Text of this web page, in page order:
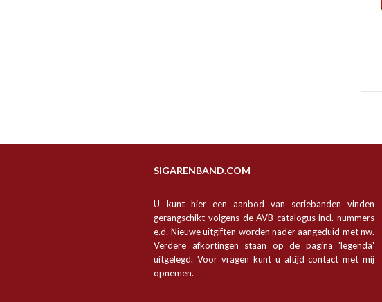
SIGARENBAND.COM
U kunt hier een aanbod van seriebanden vinden
gerangschikt volgens de AVB catalogus incl. nummers
e.d. Nieuwe uitgiften worden nader aangeduid met nw.
Verdere afkortingen staan op de pagina 'legenda'
uitgelegd. Voor vragen kunt u altijd contact met mij
opnemen.